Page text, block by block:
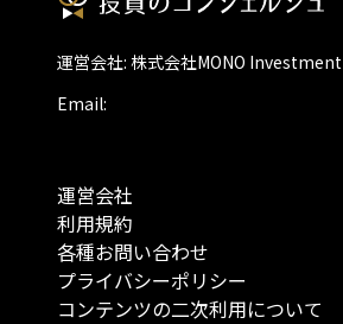
運営会社: 株式会社MONO Investment
Email:
運営会社
利用規約
各種お問い合わせ
プライバシーポリシー
コンテンツの二次利用について